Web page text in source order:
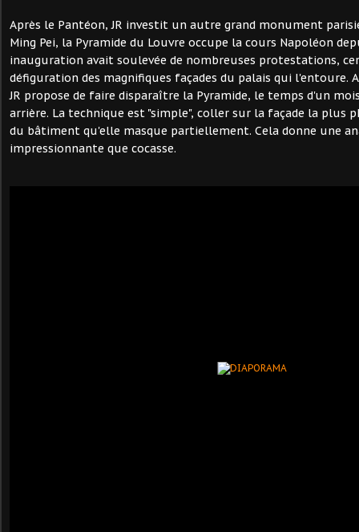
Après le Pantéon, JR investit un autre grand monument
Ming Pei, la Pyramide du Louvre occupe la cours Napoléon
inauguration avait soulevée de nombreuses protestations,
défiguration des magnifiques façades du palais qui l'entoure.
JR propose de faire disparaître la Pyramide, le temps d'un
arrière. La technique est "simple", coller sur la façade la plus
du bâtiment qu'elle masque partiellement. Cela donne une
impressionnante que cocasse.